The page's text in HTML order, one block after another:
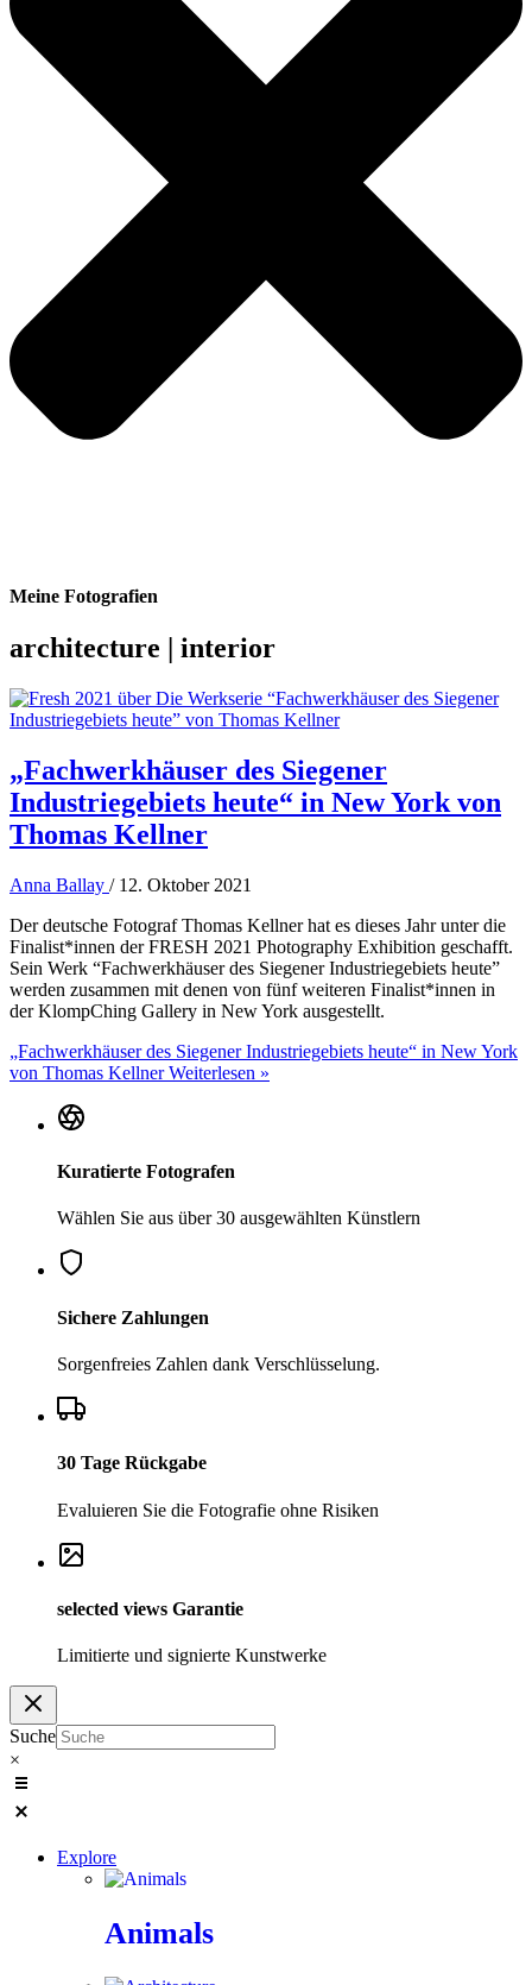
Meine Fotografien
architecture | interior
„Fachwerkhäuser des Siegener
Industriegebiets heute“ in New York von
Thomas Kellner
Anna Ballay / 12. Oktober 2021
Der deutsche Fotograf Thomas Kellner hat es dieses Jahr unter die
Finalist*innen der FRESH 2021 Photography Exhibition geschafft.
Sein Werk “Fachwerkhäuser des Siegener Industriegebiets heute”
werden zusammen mit denen von fünf weiteren Finalist*innen in
der KlompChing Gallery in New York ausgestellt.
„Fachwerkhäuser des Siegener Industriegebiets heute“ in New York
von Thomas KellnerWeiterlesen »
Kuratierte Fotografen
Wählen Sie aus über 30 ausgewählten Künstlern
Sichere Zahlungen
Sorgenfreies Zahlen dank Verschlüsselung.
30 Tage Rückgabe
Evaluieren Sie die Fotografie ohne Risiken
selected views Garantie
Limitierte und signierte Kunstwerke
Suche
×
Explore
Animals